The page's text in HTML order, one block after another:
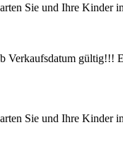
Sie und Ihre Kinder
Verkaufsdatum gültig!!!
Sie und Ihre Kinder